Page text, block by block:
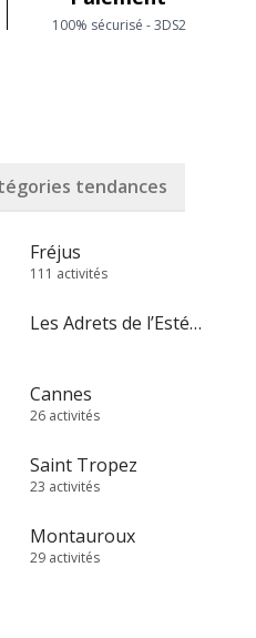
100% sécurisé - 3DS2
tendances
Fréjus
111 activités
Les Adrets de l’Estérel
Cannes
26 activités
Saint Tropez
23 activités
Montauroux
29 activités